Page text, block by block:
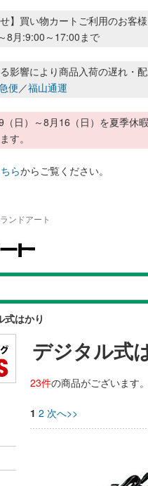
】買い物カートご利用のお客
8月:9:00～17:00まで
影響により商品入荷の遅れ・
便／福山通運
（日）～8月16（日）を夏季休
す。
らからご覧ください。
ンドアート
式はかり
デジタル式
23件の商品がございます
1 2 次へ>>